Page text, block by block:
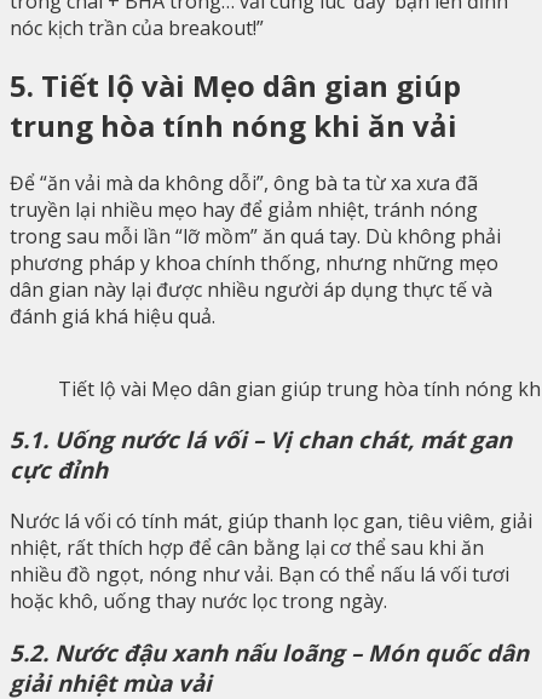
nóc kịch trần của breakout!”
5. Tiết lộ vài Mẹo dân gian giúp
trung hòa tính nóng khi ăn vải
Để “ăn vải mà da không dỗi”, ông bà ta từ xa xưa đã
truyền lại nhiều mẹo hay để giảm nhiệt, tránh nóng
trong sau mỗi lần “lỡ mồm” ăn quá tay. Dù không phải
phương pháp y khoa chính thống, nhưng những mẹo
dân gian này lại được nhiều người áp dụng thực tế và
đánh giá khá hiệu quả.
Tiết lộ vài Mẹo dân gian giúp trung hòa tính nóng
5.1. Uống nước lá vối – Vị chan chát, mát gan
cực đỉnh
Nước lá vối có tính mát, giúp thanh lọc gan, tiêu viêm, giải
nhiệt, rất thích hợp để cân bằng lại cơ thể sau khi ăn
nhiều đồ ngọt, nóng như vải. Bạn có thể nấu lá vối tươi
hoặc khô, uống thay nước lọc trong ngày.
5.2. Nước đậu xanh nấu loãng – Món quốc dân
giải nhiệt mùa vải